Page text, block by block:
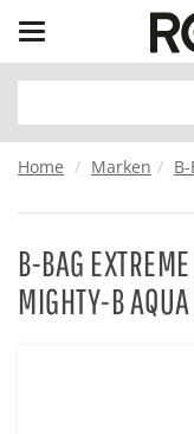
Toggle
navigation
Home Marken
B-BAG
MIGHTY-B